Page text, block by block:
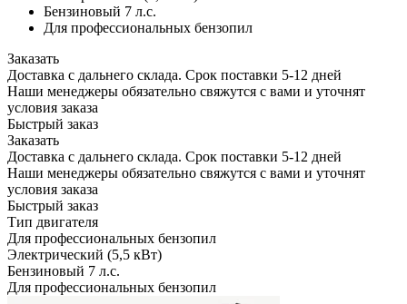
Бензиновый 7 л.с.
Для профессиональных бензопил
Заказать
Доставка с дальнего склада. Срок поставки 5-12 дней
Наши менеджеры обязательно свяжутся с вами и уточнят
условия заказа
Быстрый заказ
Заказать
Доставка с дальнего склада. Срок поставки 5-12 дней
Наши менеджеры обязательно свяжутся с вами и уточнят
условия заказа
Быстрый заказ
Тип двигателя
Для профессиональных бензопил
Электрический (5,5 кВт)
Бензиновый 7 л.с.
Для профессиональных бензопил